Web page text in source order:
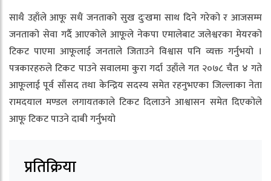
साथै उहाँले आफू सधैं जनताको सुख दुःखमा साथ दिने गरेको र आजसम्म
जनताको सेवा गर्दै आएकोले आफूले नेकपा एमालेबाट जलेश्वरका मेयरको
टिकट पाएमा आफूलाई जनताले जिताउने विश्वास पनि व्यक्त गर्नुभयो ।
पत्रकारहरुले टिकट पाउने सवालमा कुरा गर्दा उहाँले गत २०७८ चैत ४ गते
आफूलाई पूर्व साँसद तथा केन्द्रिय सदस्य समेत रहनुभएका जिल्लाका नेता
रामदयाल मण्डल लगायतकाले टिकट दिलाउने आश्वासन समेत दिएकोले
आफू टिकट पाउने दाबी गर्नुभयो
प्रतिक्रिया